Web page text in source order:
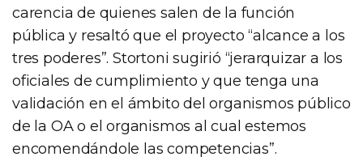
carencia de quienes salen de la función
pública y resaltó que el proyecto “alcance a los
tres poderes”. Stortoni sugirió “jerarquizar a los
oficiales de cumplimiento y que tenga una
validación en el ámbito del organismos público
de la OA o el organismos al cual estemos
encomendándole las competencias”.